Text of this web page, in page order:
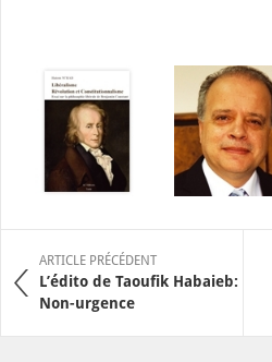
ARTICLE PRÉCÉDENT
L’édito de Taoufik Habaieb:
Non-urgence